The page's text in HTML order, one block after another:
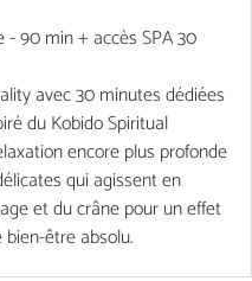
90 min + accès SPA 30
avec 30 minutes dédiées
du Kobido Spiritual
encore plus profonde
qui agissent en
et du crâne pour un effet
être absolu.